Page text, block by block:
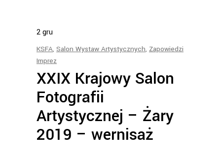
2gru
KSFA, Salon Wystaw Artystycznych, Zapowiedzi
Imprez
XXIX Krajowy Salon
Fotografii
Artystycznej – Żary
2019 – wernisaż